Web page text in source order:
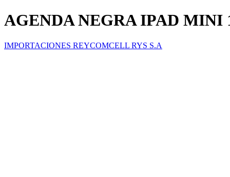
AGENDA NEGRA IPAD MINI
IMPORTACIONES REYCOMCELL RYS S.A